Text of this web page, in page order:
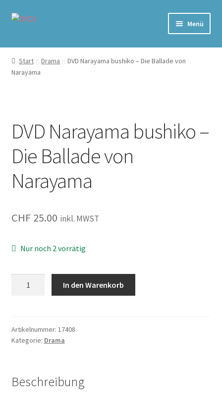
Zur
Zum
Menü
Home
Versand & Lieferung
Start Drama
DVD Narayama bushiko – Die Ballade von
Narayama
DVD Narayama bushiko –
Die Ballade von
Narayama
CHF25.00 inkl. MWST
Nur noch 2 vorrätig
Ballade
von
In den Warenkorb
Artikelnummer: 17408
Kategorie: Drama
Beschreibung